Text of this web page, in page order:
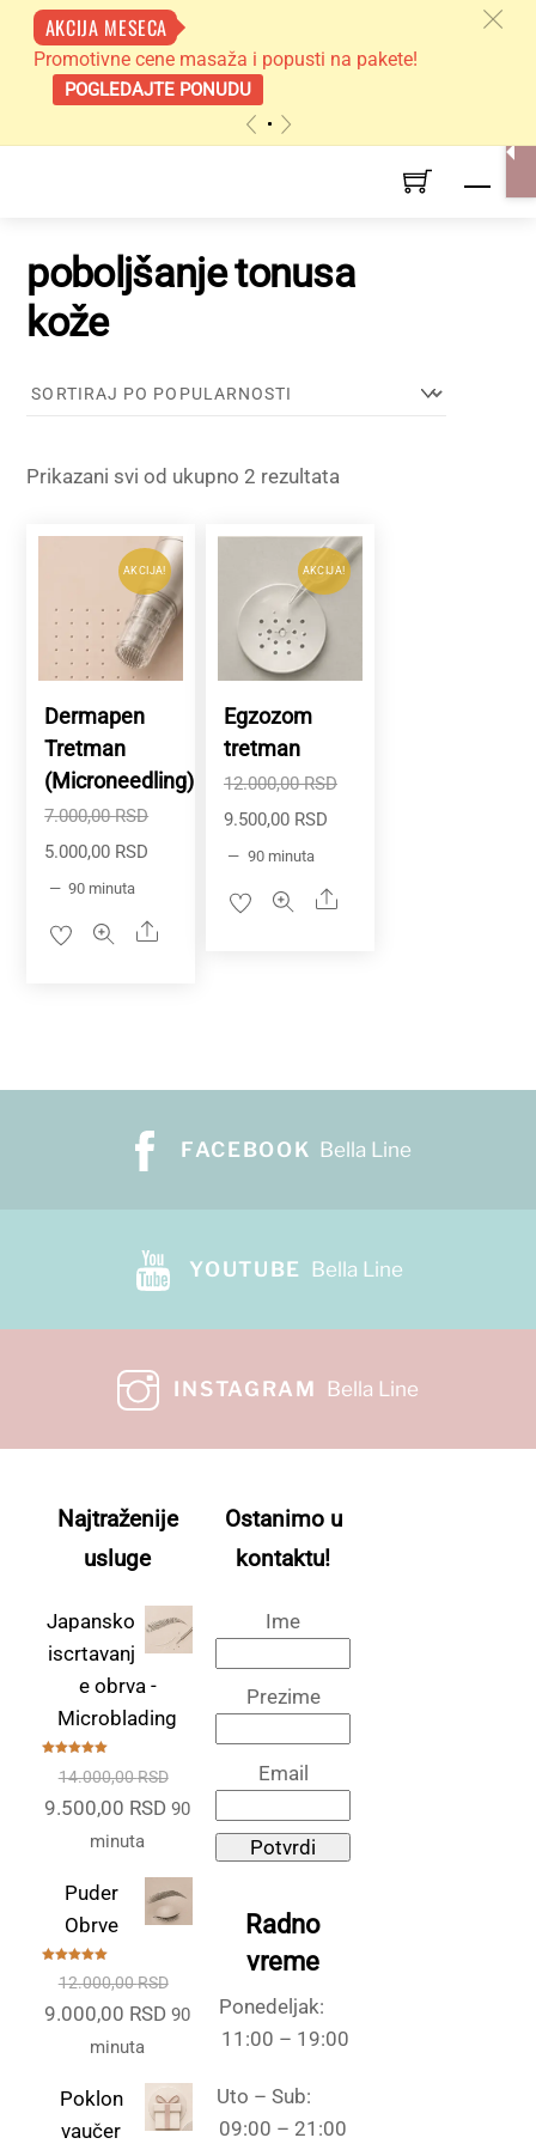
AKCIJA MESECA
Promotivne cene masaža i popusti na pakete!
POGLEDAJTE PONUDU
c
poboljšanje tonusa
kože
Prikazani svi od ukupno 2 rezultata
popularnosti
AKCIJA!
Dermapen
Tretman
(Microneedling)
7.000,00RSD
Originalna
bila:
5.000,00 RSD
je:
90 minuta
Share
AKCIJA!
Egzozom
tretman
12.000,00RSD
9.500,00 RSDTrenutna
je:
90 minuta
Share
FACEBOOK Bella Line
YOUTUBE Bella Line
INSTAGRAM Bella Line
Najtraženije
usluge
Japansko
iscrtavanj
e obrva -
Microblading
sa5.00od
14.000,00RSD
Originalna
bila:
14.000,00 RSD.
9.500,00 RSD Trenutna
9.500,00 RSD.
90
minuta
Puder
Obrve
sa5.00od
12.000,00RSD
Originalna
bila:
9.000,00 RSD Trenutna
je:
9.000,00 RSD.
90
minuta
Poklon
vaučer
Ostanimo u
kontaktu!
Ime
Prezime
Email
Potvrdi
Radno
vreme
Ponedeljak:
11:00 – 19:00
Uto – Sub:
09:00 – 21:00